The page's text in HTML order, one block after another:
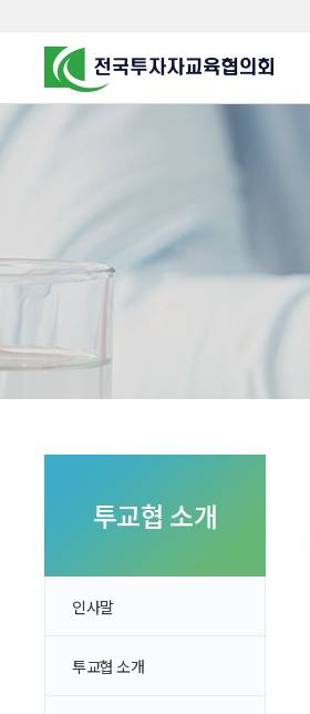
알고 투자하면
KOREA COUNCIL FOR
INVESTOR EDUCATION
투교협 소개
인사말
투교협 소개